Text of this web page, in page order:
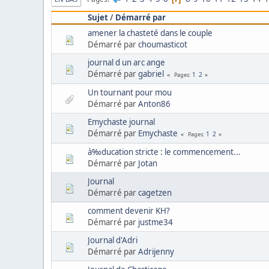
Sujet/ Démarré par
amener la chasteté dans le couple
Démarré parchoumasticot
journal d un arc ange
Démarré pargabriel Pages 1 2
Un tournant pour mou
Démarré parAnton86
Emychaste journal
Démarré par Emychaste Pages 1 2
à‰ducation stricte : le commencement...
Démarré par Jotan
Journal
Démarré parcagetzen
comment devenir KH?
Démarré par justme34
Journal d'Adri
Démarré parAdrijenny